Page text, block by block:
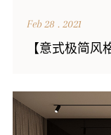
Feb 28 . 2021
【意式极简风